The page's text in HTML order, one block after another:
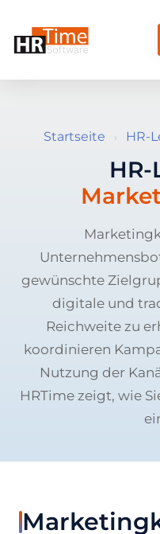
Startseite › HR-
gewünschte
digitale und
Reichweite zu
koordinieren
Nutzung der
HRTime zeigt, wie